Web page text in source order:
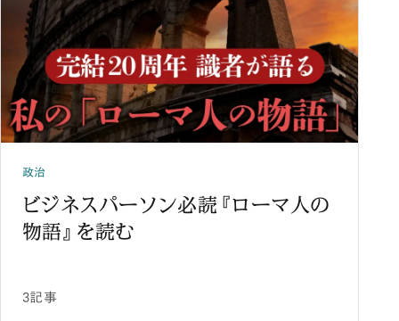
政治
ビジネスパーソン必読『ローマ人の
物語』を読む
3記事